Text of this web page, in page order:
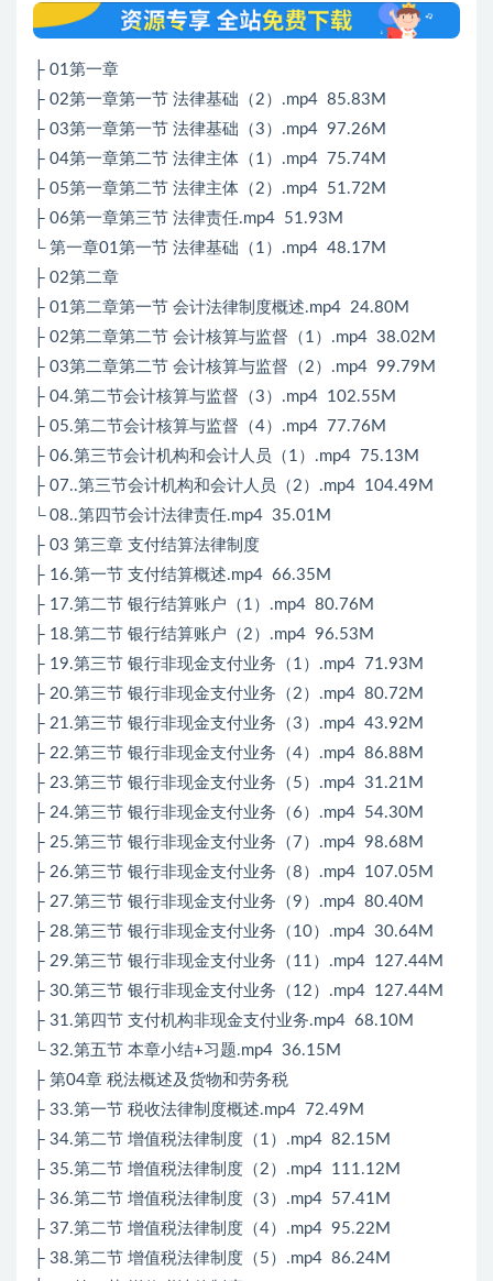
├ 01第一章
├ 02第一章第一节 法律基础（2）.mp4 85.83M
├ 03第一章第一节 法律基础（3）.mp4 97.26M
├ 04第一章第二节 法律主体（1）.mp4 75.74M
├ 05第一章第二节 法律主体（2）.mp4 51.72M
├ 06第一章第三节 法律责任.mp4 51.93M
└ 第一章01第一节 法律基础（1）.mp4 48.17M
├ 02第二章
├ 01第二章第一节 会计法律制度概述.mp4 24.80M
├ 02第二章第二节 会计核算与监督（1）.mp4 38.02M
├ 03第二章第二节 会计核算与监督（2）.mp4 99.79M
├ 04.第二节会计核算与监督（3）.mp4 102.55M
├ 05.第二节会计核算与监督（4）.mp4 77.76M
├ 06.第三节会计机构和会计人员（1）.mp4 75.13M
├ 07..第三节会计机构和会计人员（2）.mp4 104.49M
└ 08..第四节会计法律责任.mp4 35.01M
├ 03 第三章 支付结算法律制度
├ 16.第一节 支付结算概述.mp4 66.35M
├ 17.第二节 银行结算账户（1）.mp4 80.76M
├ 18.第二节 银行结算账户（2）.mp4 96.53M
├ 19.第三节 银行非现金支付业务（1）.mp4 71.93M
├ 20.第三节 银行非现金支付业务（2）.mp4 80.72M
├ 21.第三节 银行非现金支付业务（3）.mp4 43.92M
├ 22.第三节 银行非现金支付业务（4）.mp4 86.88M
├ 23.第三节 银行非现金支付业务（5）.mp4 31.21M
├ 24.第三节 银行非现金支付业务（6）.mp4 54.30M
├ 25.第三节 银行非现金支付业务（7）.mp4 98.68M
├ 26.第三节 银行非现金支付业务（8）.mp4 107.05M
├ 27.第三节 银行非现金支付业务（9）.mp4 80.40M
├ 28.第三节 银行非现金支付业务（10）.mp4 30.64M
├ 29.第三节 银行非现金支付业务（11）.mp4 127.44M
├ 30.第三节 银行非现金支付业务（12）.mp4 127.44M
├ 31.第四节 支付机构非现金支付业务.mp4 68.10M
└ 32.第五节 本章小结+习题.mp4 36.15M
├ 第04章 税法概述及货物和劳务税
├ 33.第一节 税收法律制度概述.mp4 72.49M
├ 34.第二节 增值税法律制度（1）.mp4 82.15M
├ 35.第二节 增值税法律制度（2）.mp4 111.12M
├ 36.第二节 增值税法律制度（3）.mp4 57.41M
├ 37.第二节 增值税法律制度（4）.mp4 95.22M
├ 38.第二节 增值税法律制度（5）.mp4 86.24M